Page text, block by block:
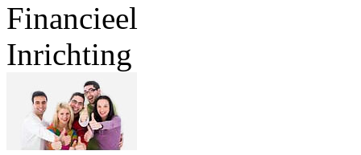
Financieel
Inrichting